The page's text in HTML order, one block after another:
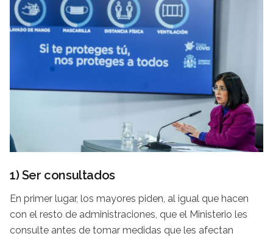
1) Ser consultados
En primer lugar, los mayores piden, al igual que hacen
con el resto de administraciones, que el Ministerio les
consulte antes de tomar medidas que les afectan